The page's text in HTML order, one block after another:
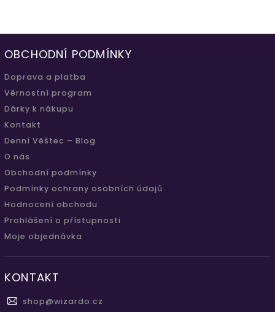
OBCHODNÍ PODMÍNKY
Doprava a platba
Věrnostní program
Dárky k nákupu
Kontakt
Denní Věštec – Blog
O nás
Obchodní podmínky
Podmínky ochrany osobních údajů
Hodnocení obchodu
Prohlášení o přístupnosti
Moje objednávka
KONTAKT
shop@wizardo.cz